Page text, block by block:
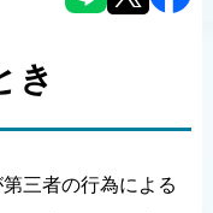
き
三者の行為による